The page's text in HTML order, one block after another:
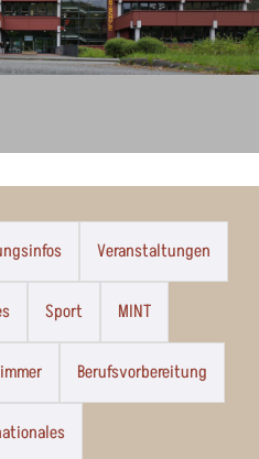
Veranstaltungen
Sport MINT
Berufsvorbereitung